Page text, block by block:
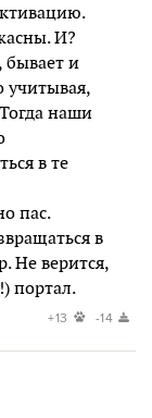
И?
бывает и
учитывая,
наши
в те
пас.
в
Не верится,
портал.
+13 -14